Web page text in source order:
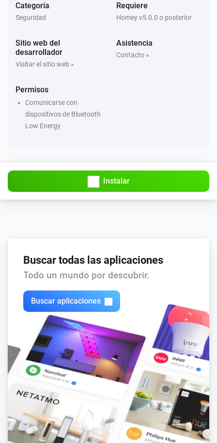
Categoría
Seguridad
Requiere
Homey v5.0.0 o posterior
Sitio web del
desarrollador
Visitar el sitio web »
Asistencia
Contacto »
Permisos
Comunicarse con
dispositivos de Bluetooth
Low Energy
Instalar
Buscar todas las aplicaciones
Todo un mundo por descubrir.
Buscar aplicaciones